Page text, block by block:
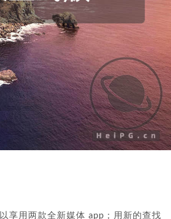
享用两款全新媒体 app；用新的查找